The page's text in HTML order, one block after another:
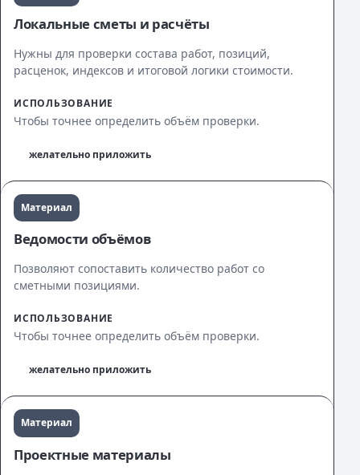
Локальные сметы и расчёты
Нужны для проверки состава работ, позиций,
расценок, индексов и итоговой логики стоимости.
ИСПОЛЬЗОВАНИЕ
Чтобы точнее определить объём проверки.
желательно приложить
Материал
Ведомости объёмов
Позволяют сопоставить количество работ со
сметными позициями.
ИСПОЛЬЗОВАНИЕ
Чтобы точнее определить объём проверки.
желательно приложить
Материал
Проектные материалы